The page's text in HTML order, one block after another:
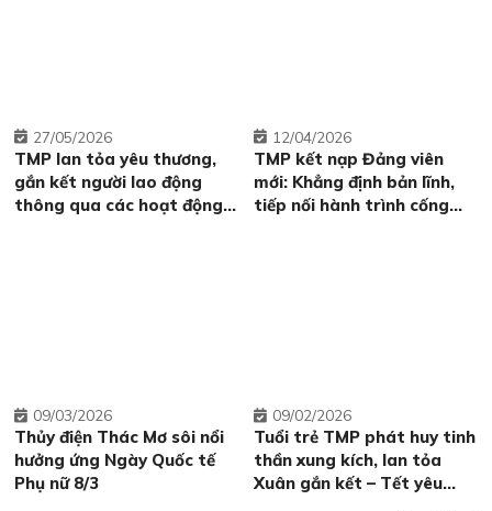
TMP lan tỏa yêu thương,
gắn kết người lao động
thông qua các hoạt động
27 05/2026
TMP kết nạp Đảng viên
mới: Khẳng định bản lĩnh,
tiếp nối hành trình cống
12 04/2026
Thủy điện Thác Mơ sôi nổi
hưởng ứng Ngày Quốc tế
Phụ nữ 8/3
09 03/2026
Tuổi trẻ TMP phát huy tinh
thần xung kích, lan tỏa
Xuân gắn kết – Tết yêu
09 02/2026